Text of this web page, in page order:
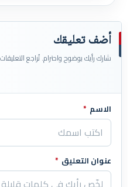
أضف تعليقك
شارك رأيك بوضوح واحترام. تُراجع
اترك هذا الحقل فارغاً
الاسم *
عنوان التعليق *